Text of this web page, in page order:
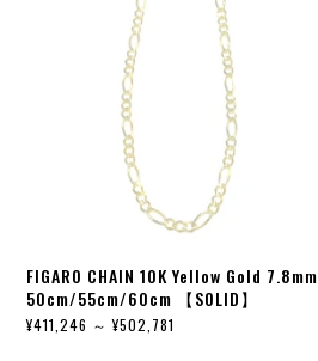
FIGARO CHAIN 10K Yellow Gold 7.8mm
50cm/55cm/60cm 【SOLID】
¥411,246 ～ ¥502,781